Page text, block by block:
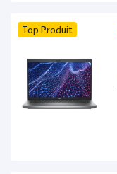
Top Produit